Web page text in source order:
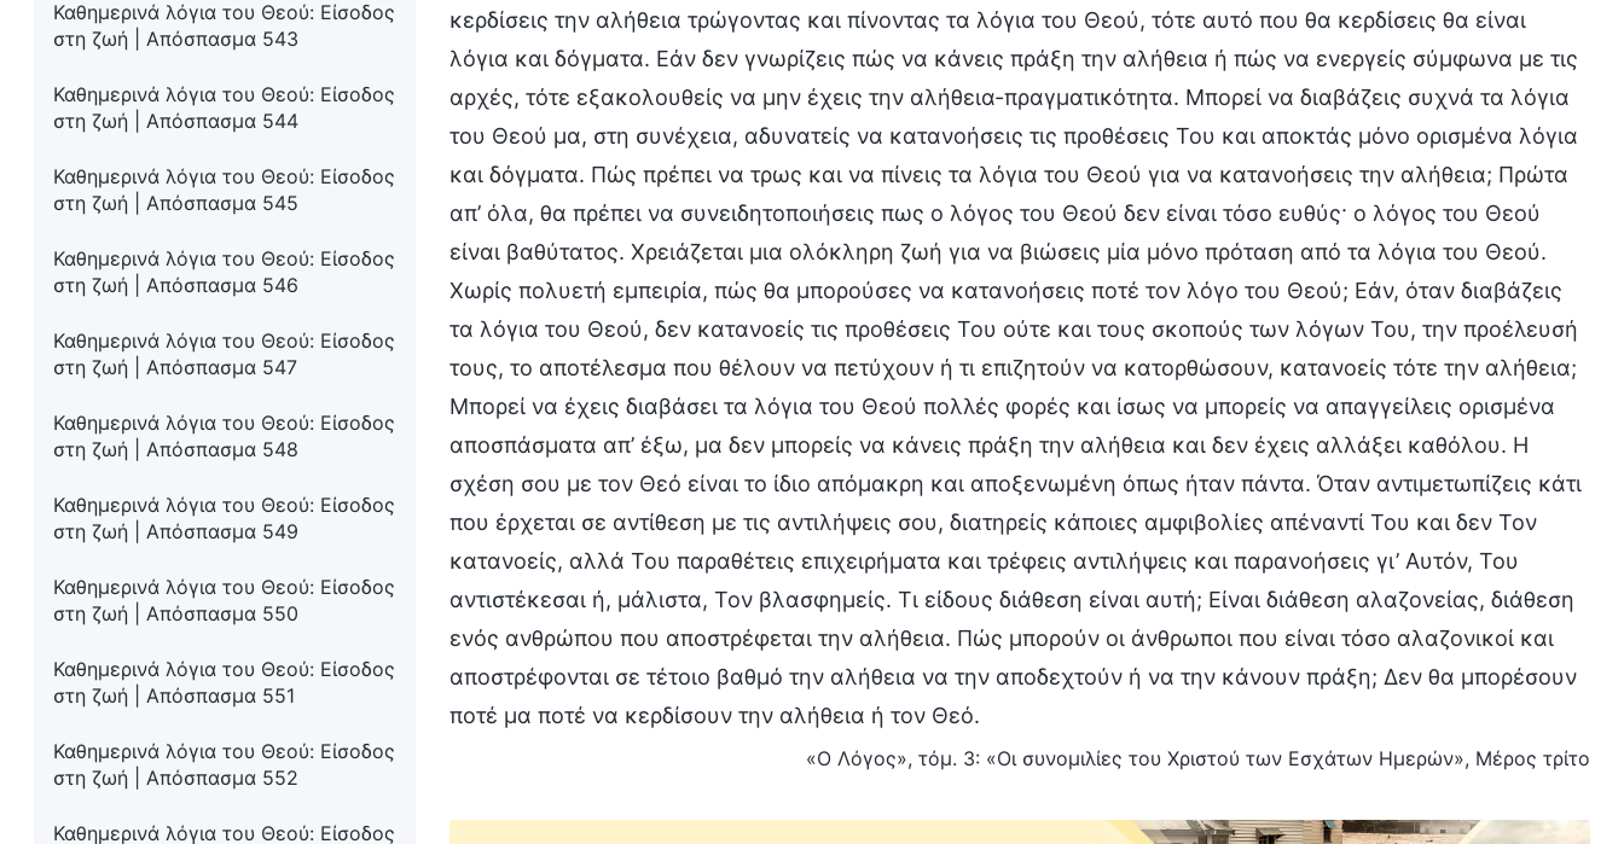
Καθημερινά λόγια του Θεού: Είσοδος
στη ζωή | Απόσπασμα 543
Καθημερινά λόγια του Θεού: Είσοδος
στη ζωή | Απόσπασμα 544
Καθημερινά λόγια του Θεού: Είσοδος
στη ζωή | Απόσπασμα 545
Καθημερινά λόγια του Θεού: Είσοδος
στη ζωή | Απόσπασμα 546
Καθημερινά λόγια του Θεού: Είσοδος
στη ζωή | Απόσπασμα 547
Καθημερινά λόγια του Θεού: Είσοδος
στη ζωή | Απόσπασμα 548
Καθημερινά λόγια του Θεού: Είσοδος
στη ζωή | Απόσπασμα 549
Καθημερινά λόγια του Θεού: Είσοδος
στη ζωή | Απόσπασμα 550
Καθημερινά λόγια του Θεού: Είσοδος
στη ζωή | Απόσπασμα 551
Καθημερινά λόγια του Θεού: Είσοδος
στη ζωή | Απόσπασμα 552
Καθημερινά λόγια του Θεού: Είσοδος
κερδίσεις την αλήθεια τρώγοντας και πίνοντας τα λόγια του Θεού, τότε αυτό που θα κερδίσεις θα είναι
λόγια και δόγματα. Εάν δεν γνωρίζεις πώς να κάνεις πράξη την αλήθεια ή πώς να ενεργείς σύμφωνα με τις
αρχές, τότε εξακολουθείς να μην έχεις την αλήθεια-πραγματικότητα. Μπορεί να διαβάζεις συχνά τα λόγια
του Θεού μα, στη συνέχεια, αδυνατείς να κατανοήσεις τις προθέσεις Του και αποκτάς μόνο ορισμένα λόγια
και δόγματα. Πώς πρέπει να τρως και να πίνεις τα λόγια του Θεού για να κατανοήσεις την αλήθεια; Πρώτα
απ’ όλα, θα πρέπει να συνειδητοποιήσεις πως ο λόγος του Θεού δεν είναι τόσο ευθύς· ο λόγος του Θεού
είναι βαθύτατος. Χρειάζεται μια ολόκληρη ζωή για να βιώσεις μία μόνο πρόταση από τα λόγια του Θεού.
Χωρίς πολυετή εμπειρία, πώς θα μπορούσες να κατανοήσεις ποτέ τον λόγο του Θεού; Εάν, όταν διαβάζεις
τα λόγια του Θεού, δεν κατανοείς τις προθέσεις Του ούτε και τους σκοπούς των λόγων Του, την προέλευσή
τους, το αποτέλεσμα που θέλουν να πετύχουν ή τι επιζητούν να κατορθώσουν, κατανοείς τότε την αλήθεια;
Μπορεί να έχεις διαβάσει τα λόγια του Θεού πολλές φορές και ίσως να μπορείς να απαγγείλεις ορισμένα
αποσπάσματα απ’ έξω, μα δεν μπορείς να κάνεις πράξη την αλήθεια και δεν έχεις αλλάξει καθόλου. Η
σχέση σου με τον Θεό είναι το ίδιο απόμακρη και αποξενωμένη όπως ήταν πάντα. Όταν αντιμετωπίζεις κάτι
που έρχεται σε αντίθεση με τις αντιλήψεις σου, διατηρείς κάποιες αμφιβολίες απέναντί Του και δεν Τον
κατανοείς, αλλά Του παραθέτεις επιχειρήματα και τρέφεις αντιλήψεις και παρανοήσεις γι’ Αυτόν, Του
αντιστέκεσαι ή, μάλιστα, Τον βλασφημείς. Τι είδους διάθεση είναι αυτή; Είναι διάθεση αλαζονείας, διάθεση
ενός ανθρώπου που αποστρέφεται την αλήθεια. Πώς μπορούν οι άνθρωποι που είναι τόσο αλαζονικοί και
αποστρέφονται σε τέτοιο βαθμό την αλήθεια να την αποδεχτούν ή να την κάνουν πράξη; Δεν θα μπορέσουν
ποτέ μα ποτέ να κερδίσουν την αλήθεια ή τον Θεό.
«Ο Λόγος», τόμ. 3: «Οι συνομιλίες του Χριστού των Εσχάτων Ημερών», Μέρος τρίτο